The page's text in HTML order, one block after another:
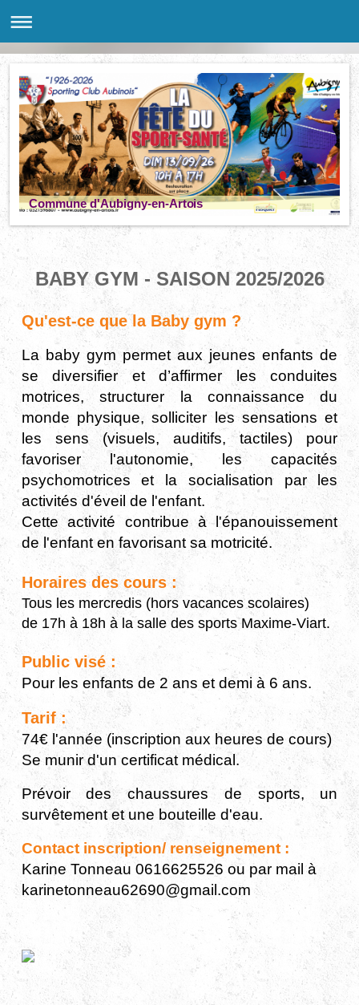
Commune d'Aubigny-en-Artois
BABY GYM - SAISON 2025/2026
Qu'est-ce que la Baby gym ?
La baby gym permet aux jeunes enfants de
se diversifier et d’affirmer les conduites
motrices, structurer la connaissance du
monde physique, solliciter les sensations et
les sens (visuels, auditifs, tactiles) pour
favoriser l'autonomie, les capacités
psychomotrices et la socialisation par les
activités d'éveil de l'enfant.
Cette activité contribue à l'épanouissement
de l'enfant en favorisant sa motricité.
Horaires des cours :
Tous les mercredis (hors vacances scolaires)
de 17h à 18h à la salle des sports Maxime-Viart.
Public visé :
Pour les enfants de 2 ans et demi à 6 ans.
Tarif :
74€ l'année (inscription aux heures de cours)
Se munir d'un certificat médical.
Prévoir des chaussures de sports, un
survêtement et une bouteille d'eau.
Contact inscription/ renseignement :
Karine Tonneau 0616625526 ou par mail à
karinetonneau62690@gmail.com